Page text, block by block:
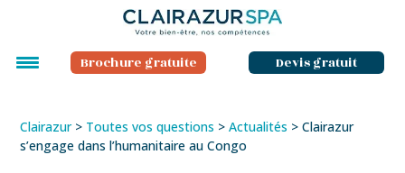
Brochure gratuite Devis gratuit
Clairazur> Toutes vos questions >Actualités >Clairazur
s’engage dans l’humanitaire au Congo